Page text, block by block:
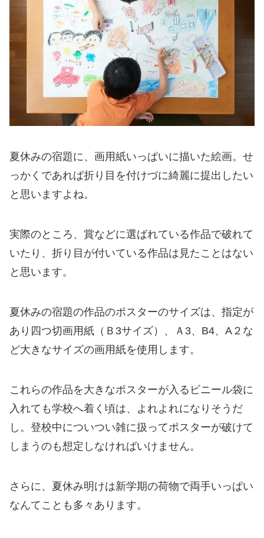
夏休みの宿題に、画用紙いっぱいに描いた絵画。せ
っかくであれば折り目を付けづに綺麗に提出したい
と思いますよね。
実際のところ、賞などに選ばれている作品で破れて
いたり、折り目が付いている作品は見たことはない
と思います。
夏休みの宿題の作品のポスターのサイズは、指定が
あり四つ切画用紙（Ｂ3サイズ）、Ａ3、B4、A２な
ど大きなサイズの画用紙を使用します。
これらの作品を大きなポスターが入るビニール袋に
入れても学校へ着く頃は、よれよれになりそうだ
し。登校中についつい雑に扱ってポスターが破けて
しまうのも想定しなければいけません。
さらに、夏休み明けは新学期の荷物で両手いっぱい
なんてことも多々あります。